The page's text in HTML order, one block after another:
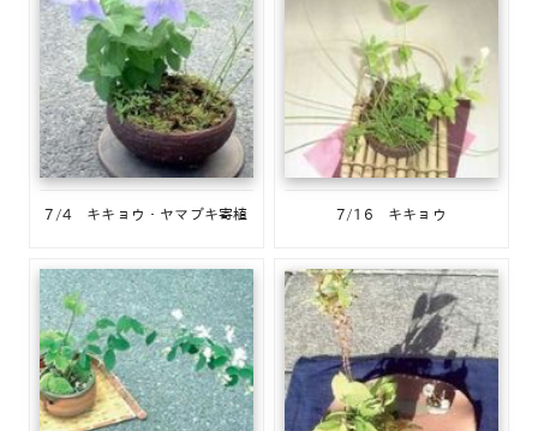
7/4 キキョウ・ヤマブキ寄植 7/16 キキョウ